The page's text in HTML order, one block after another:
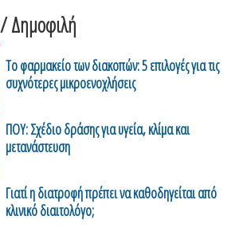
/ Δημοφιλή
Το φαρμακείο των διακοπών: 5 επιλογές για τις
συχνότερες μικροενοχλήσεις
ΠΟΥ: Σχέδιο δράσης για υγεία, κλίμα και
μετανάστευση
Γιατί η διατροφή πρέπει να καθοδηγείται από
κλινικό διαιτολόγο;